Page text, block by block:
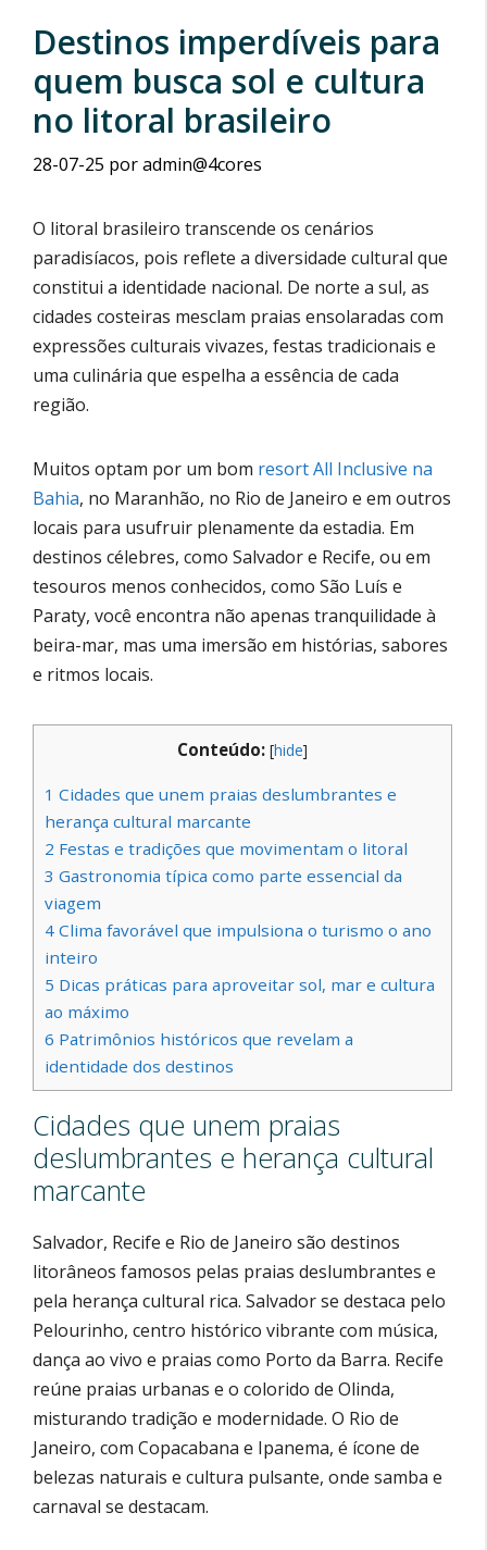
Destinos imperdíveis para
quem busca sol e cultura
no litoral brasileiro
28-07-25 poradmin@4cores
O litoral brasileiro transcende os cenários
paradisíacos, pois reflete a diversidade cultural que
constitui a identidade nacional. De norte a sul, as
cidades costeiras mesclam praias ensolaradas com
expressões culturais vivazes, festas tradicionais e
uma culinária que espelha a essência de cada
região.
Muitos optam por um bom resort All Inclusive na
Bahia, no Maranhão, no Rio de Janeiro e em outros
locais para usufruir plenamente da estadia. Em
destinos célebres, como Salvador e Recife, ou em
tesouros menos conhecidos, como São Luís e
Paraty, você encontra não apenas tranquilidade à
beira-mar, mas uma imersão em histórias, sabores
e ritmos locais.
Conteúdo: [hide]
1 Cidades que unem praias deslumbrantes e
herança cultural marcante
2 Festas e tradições que movimentam o litoral
3 Gastronomia típica como parte essencial da
viagem
4 Clima favorável que impulsiona o turismo o ano
inteiro
5 Dicas práticas para aproveitar sol, mar e cultura
ao máximo
6 Patrimônios históricos que revelam a
identidade dos destinos
Cidades que unem praias
deslumbrantes e herança cultural
marcante
Salvador, Recife e Rio de Janeiro são destinos
litorâneos famosos pelas praias deslumbrantes e
pela herança cultural rica. Salvador se destaca pelo
Pelourinho, centro histórico vibrante com música,
dança ao vivo e praias como Porto da Barra. Recife
reúne praias urbanas e o colorido de Olinda,
misturando tradição e modernidade. O Rio de
Janeiro, com Copacabana e Ipanema, é ícone de
belezas naturais e cultura pulsante, onde samba e
carnaval se destacam.